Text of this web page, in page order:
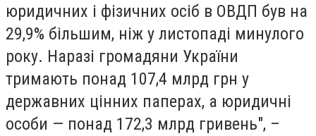
юридичних і фізичних осіб в ОВДП був на
29,9% більшим, ніж у листопаді минулого
року. Наразі громадяни України
тримають понад 107,4 млрд грн у
державних цінних паперах, а юридичні
особи — понад 172,3 млрд гривень", –